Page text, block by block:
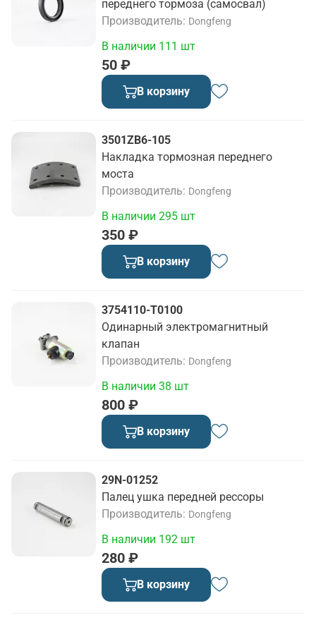
переднего тормоза (самосвал)
Производитель
Dongfeng
50 ₽
В наличии 111 шт
В корзину
3501ZB6-105
Накладка тормозная переднего
моста
Производитель
Dongfeng
350 ₽
В наличии 295 шт
В корзину
3754110-T0100
Одинарный электромагнитный
клапан
Производитель
Dongfeng
800 ₽
В наличии 38 шт
В корзину
29N-01252
Палец ушка передней рессоры
Производитель
Dongfeng
280 ₽
В наличии 192 шт
В корзину